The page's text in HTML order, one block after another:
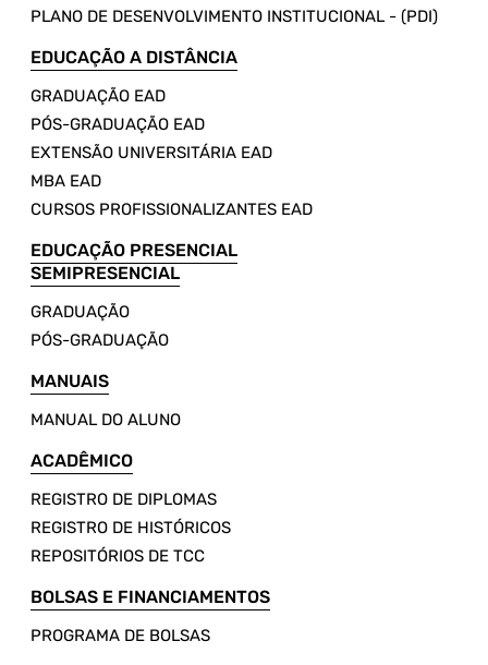
PLANO DE DESENVOLVIMENTO INSTITUCIONAL - (PDI)
EDUCAÇÃO A DISTÂNCIA
GRADUAÇÃO EAD
PÓS-GRADUAÇÃO EAD
EXTENSÃO UNIVERSITÁRIA EAD
MBA EAD
CURSOS PROFISSIONALIZANTES EAD
EDUCAÇÃO PRESENCIAL
SEMIPRESENCIAL
GRADUAÇÃO
PÓS-GRADUAÇÃO
MANUAIS
MANUAL DO ALUNO
ACADÊMICO
REGISTRO DE DIPLOMAS
REGISTRO DE HISTÓRICOS
REPOSITÓRIOS DE TCC
BOLSAS E FINANCIAMENTOS
PROGRAMA DE BOLSAS